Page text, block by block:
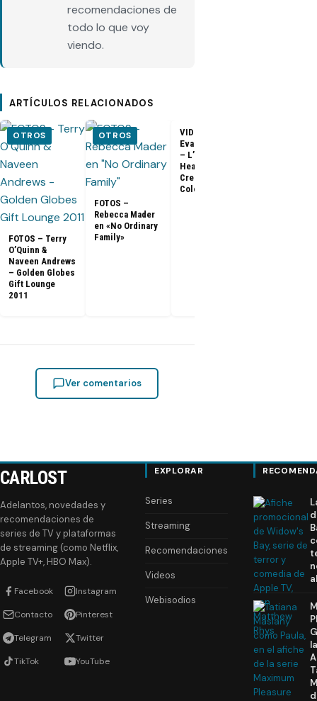
recomendaciones de
todo lo que voy
viendo.
ARTÍCULOS RELACIONADOS
OTROS
FOTOS – Terry
O’Quinn &
Naveen Andrews
– Golden Globes
Gift Lounge
2011
OTROS
FOTOS –
Rebecca Mader
en «No Ordinary
Family»
VIDEO –
Evangeline Lilly
– L’Oreal
Healthy Look
Creme Gloss
Color [HD]
Ver comentarios
CARLOST
Adelantos, novedades y
recomendaciones de
series de TV y plataformas
de streaming (como Netflix,
Apple TV+, HBO Max).
Facebook Instagram
Contacto Pinterest
Telegram Twitter
TikTok YouTube
EXPLORAR
Series
Streaming
Recomendaciones
Videos
Webisodios